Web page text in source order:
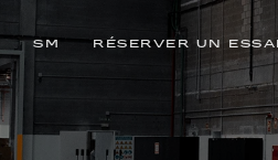
SM RÉSERVER UN ESSAI